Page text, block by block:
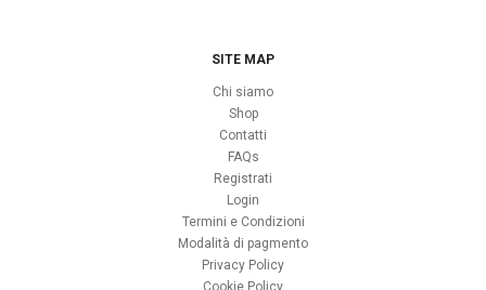
SITE MAP
Chi siamo
Shop
Contatti
FAQs
Registrati
Login
Termini e Condizioni
Modalità di pagmento
Privacy Policy
Cookie Policy